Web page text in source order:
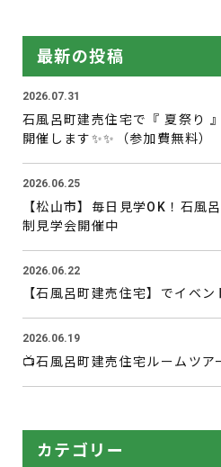
最新の投稿
2026.07.31
石風呂町建売住宅で『 夏祭り
開催します✨✨（参加費無料）
2026.06.25
【松山市】毎日見学OK！石風
制見学会開催中
2026.06.22
【石風呂町建売住宅】でイベ
2026.06.19
📺石風呂町建売住宅ルームツア
カテゴリー